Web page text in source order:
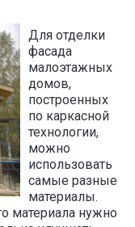
Для отделки
фасада
малоэтажных
домов,
построенных
по каркасной
технологии,
можно
использовать
самые разные
материалы.
материала нужно